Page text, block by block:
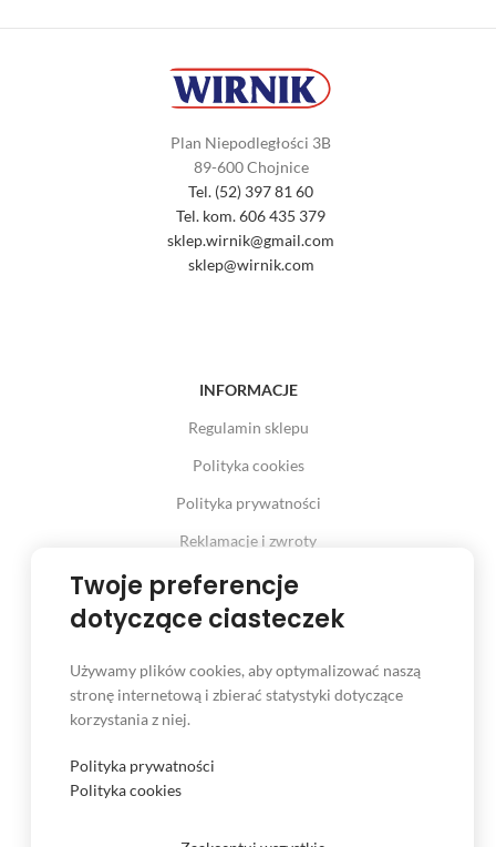
Plan Niepodległości 3B
89-600 Chojnice
Tel. (52) 397 81 60
Tel. kom. 606 435 379
sklep.wirnik@gmail.com
sklep@wirnik.com
INFORMACJE
Regulamin sklepu
Polityka cookies
Polityka prywatności
Reklamacje i zwroty
Prawo odstąpienia od umowy
INFORMACJE
Czas i koszt dostawy
Formy płatności
Twoje preferencje
dotyczące ciasteczek
Używamy plików cookies, aby optymalizować naszą
stronę internetową i zbierać statystyki dotyczące
korzystania z niej.
Polityka prywatności
Polityka cookies